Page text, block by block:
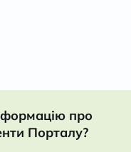
про
Порталу?